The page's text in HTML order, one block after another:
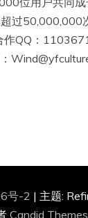
过50,000,000
作QQ：
号-2 | 主题:
Candid Themes